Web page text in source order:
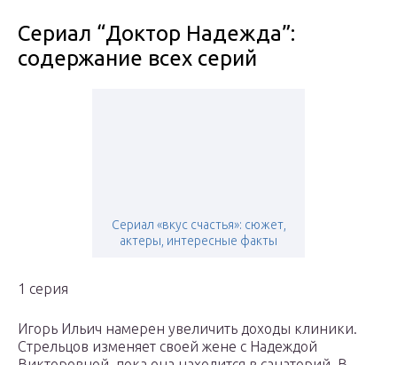
Сериал “Доктор Надежда”:
содержание всех серий
Сериал «вкус счастья»: сюжет,
актеры, интересные факты
1 серия
Игорь Ильич намерен увеличить доходы клиники.
Стрельцов изменяет своей жене с Надеждой